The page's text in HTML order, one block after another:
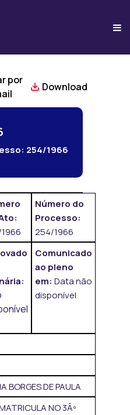
por
Download
254/1966
Número do
Processo:
254/1966
Comunicado
ao pleno
em: Data não
disponível
BORGES DE PAULA
NO 3Âº